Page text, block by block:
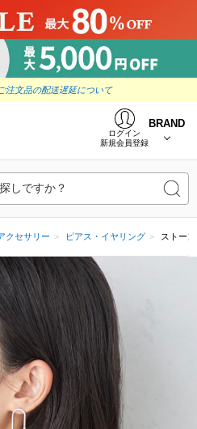
注文品の配送遅延について
ログイン
新規会員登録
BRAND
しですか？
クセサリー ピアス・イヤリング ストー